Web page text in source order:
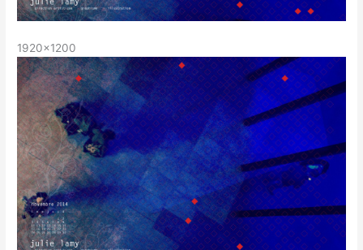
1920×1200